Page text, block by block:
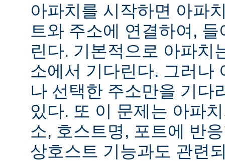
아파치를 시작하면 아파
트와 주소에 연결하여,
린다. 기본적으로 아파치
소에서 기다린다. 그러나
나 선택한 주소만을 기다
있다. 또 이 문제는 아파
소, 호스트명, 포트에 반
상호스트 기능과도 관련